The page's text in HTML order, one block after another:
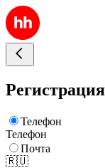
Телефон
Телефон
Почта
🇷🇺